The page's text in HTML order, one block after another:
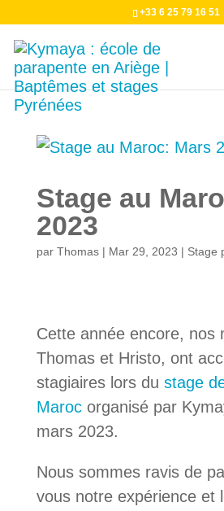
+33 6 25 79 16 51
Stage au
2023
par Thomas| Mar 29, 2023 | Stage
Cette année encore, nos
Thomas et Hristo, ont
stagiaires lors du stage
Marocorganisé par
mars 2023.
Nous sommes ravis de
vous notre expérience et